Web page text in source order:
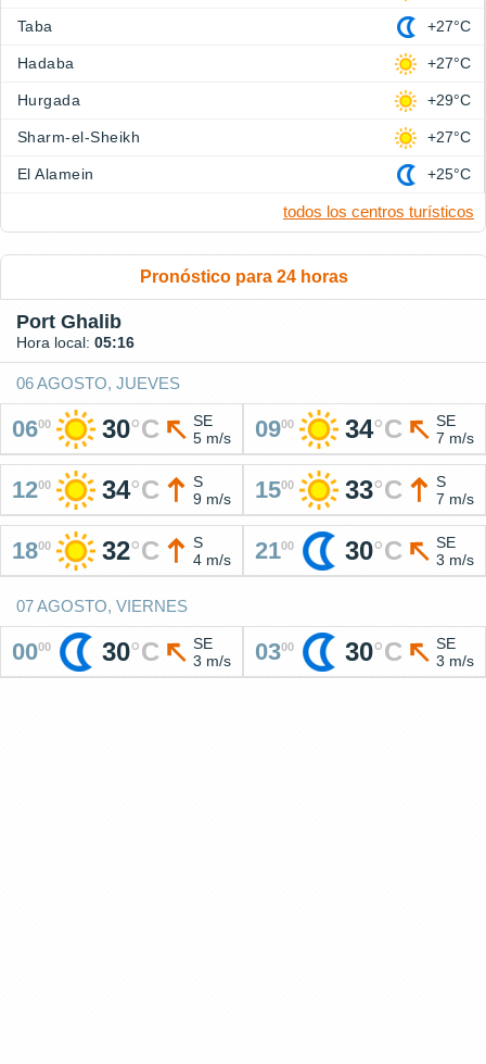
Taba +27°C
Hadaba +27°C
Hurgada +29°C
Sharm-el-Sheikh +27°C
El Alamein +25°C
todos los centros turísticos
Pronóstico para 24 horas
Port Ghalib
Hora local: 05:16
06 AGOSTO, JUEVES
0600 30°C
SE
5 m/s
0900 34°C
SE
7 m/s
1200 34°C
S
9 m/s
1500 33°C
S
7 m/s
1800 32°C
S
4 m/s
2100 30°C
SE
3 m/s
07 AGOSTO, VIERNES
0000 30°C
SE
3 m/s
0300 30°C
SE
3 m/s